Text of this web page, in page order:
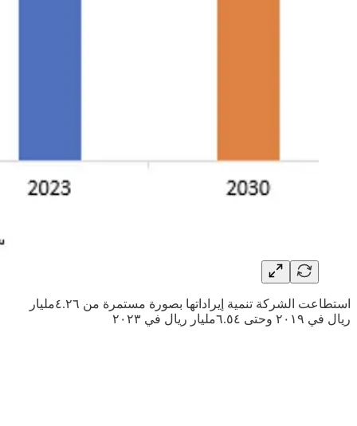
استطاعت الشركة تنمية إيراداتها بصورة مستمرة من ٤.٢٦مليار
ريال في ٢٠١٩ وحتى ٦.٥٤مليار ريال في ٢٠٢٣